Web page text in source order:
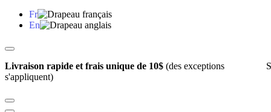
Fr
En
Livraison rapide et frais unique de 10$ (des exceptions
s'appliquent)